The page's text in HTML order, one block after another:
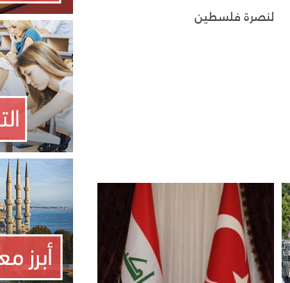
لنصرة فلسطين